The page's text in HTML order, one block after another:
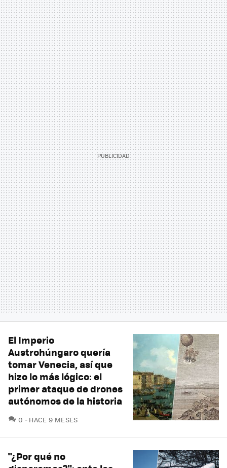
El Imperio
Austrohúngaro quería
tomar Venecia, así que
hizo lo más lógico: el
primer ataque de drones
autónomos de la historia
0 COMENTARIOS
HACE 9 MESES
"¿Por qué no